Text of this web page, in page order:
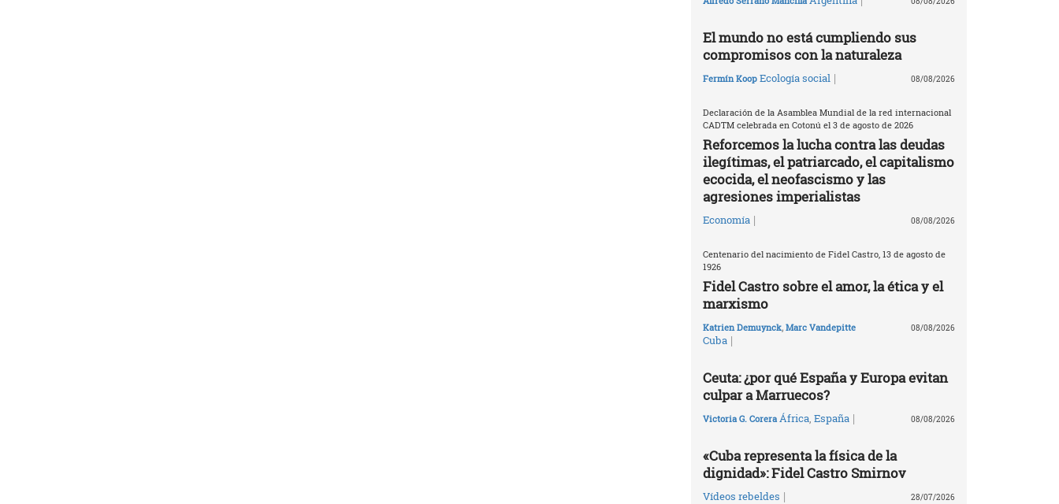
El mundo no está cumpliendo sus
compromisos con la naturaleza
Fermín Koop Ecología social | 08/08/2026
Declaración de la Asamblea Mundial de la red internacional
CADTM celebrada en Cotonú el 3 de agosto de 2026
Reforcemos la lucha contra las deudas
ilegítimas, el patriarcado, el capitalismo
ecocida, el neofascismo y las
agresiones imperialistas
Economía | 08/08/2026
Centenario del nacimiento de Fidel Castro, 13 de agosto de
1926
Fidel Castro sobre el amor, la ética y el
marxismo
Katrien Demuynck, Marc Vandepitte
Cuba |
08/08/2026
Ceuta: ¿por qué España y Europa evitan
culpar a Marruecos?
Victoria G. Corera África España | 08/08/2026
«Cuba representa la física de la
dignidad»: Fidel Castro Smirnov
Vídeos rebeldes | 28/07/2026